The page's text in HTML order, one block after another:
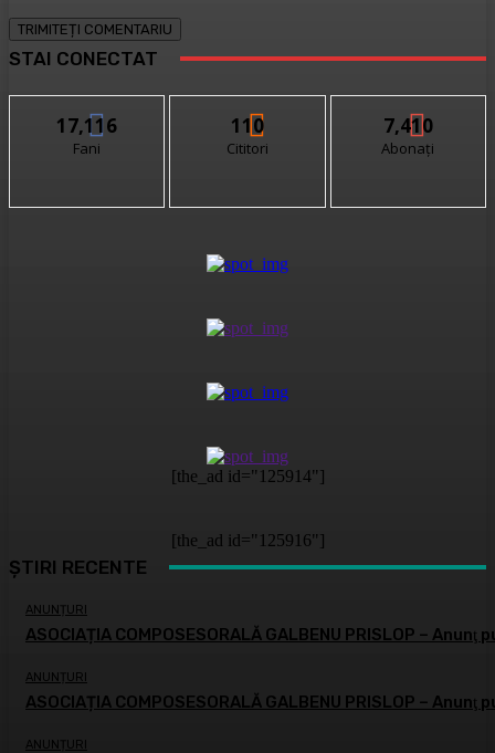
STAI CONECTAT
17,116
Fani
110
Cititori
7,410
Abonați
[the_ad id="125914"]
[the_ad id="125916"]
ȘTIRI RECENTE
ANUNȚURI
ASOCIAȚIA COMPOSESORALĂ GALBENU PRISLOP – Anunţ
ANUNȚURI
ASOCIAȚIA COMPOSESORALĂ GALBENU PRISLOP – Anunţ
ANUNȚURI